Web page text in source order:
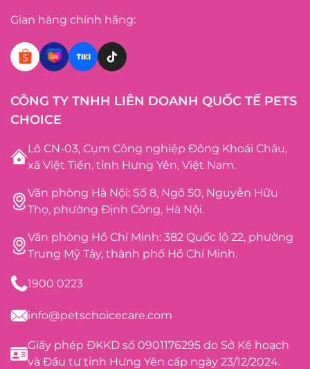
Gian hàng chính hãng:
CÔNG TY TNHH LIÊN DOANH QUỐC TẾ PETS
CHOICE
Lô CN-03, Cụm Công nghiệp Đông Khoái Châu,
xã Việt Tiến, tỉnh Hưng Yên, Việt Nam.
Văn phòng Hà Nội: Số 8, Ngõ 50, Nguyễn Hữu
Thọ, phường Định Công, Hà Nội.
Văn phòng Hồ Chí Minh: 382 Quốc lộ 22, phường
Trung Mỹ Tây, thành phố Hồ Chí Minh.
1900 0223
info@petschoicecare.com
Giấy phép ĐKKD số 0901176295 do Sở Kế hoạch
và Đầu tư tỉnh Hưng Yên cấp ngày 23/12/2024.